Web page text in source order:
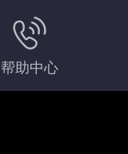
帮助中心